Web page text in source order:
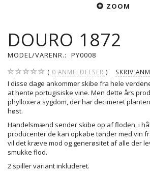
ZOOM
DOURO 1872
MODEL/VARENR.: PY0008
0 ANMELDELSER SKRIV
I disse dage ankommer skibe fra hele
at hente portugisiske vine. Men dette års
phylloxera sygdom, der har decimeret
høst.
Handelsmænd sender skibe op af floden, i
producenter de kan opkøbe tønder med vin
vil det kræve mod og generøsitet af alle der
smukke flod.
2 spiller variant inkluderet.